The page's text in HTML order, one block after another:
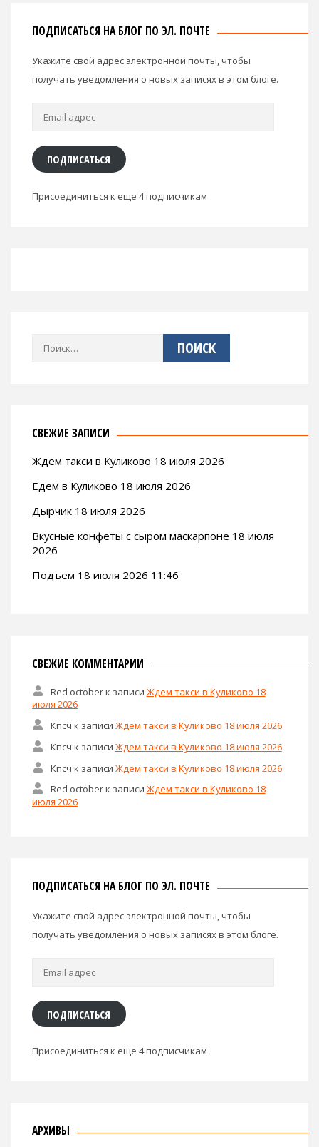
ПОДПИСАТЬСЯ НА БЛОГ ПО ЭЛ. ПОЧТЕ
Укажите свой адрес электронной почты, чтобы
получать уведомления о новых записях в этом блоге.
Email
ПОДПИСАТЬСЯ
Присоединиться к еще 4 подписчикам
Найти:
СВЕЖИЕ ЗАПИСИ
Ждем такси в Куликово 18 июля 2026
Едем в Куликово 18 июля 2026
Дырчик 18 июля 2026
Вкусные конфеты с сыром маскарпоне 18 июля
2026
Подъем 18 июля 2026 11:46
СВЕЖИЕ КОММЕНТАРИИ
Red octoberк записи Ждем такси в Куликово 18
июля 2026
Кпсч к записи Ждем такси в Куликово 18 июля 2026
Кпсч к записи Ждем такси в Куликово 18 июля 2026
Кпсч к записи Ждем такси в Куликово 18 июля 2026
Red octoberк записи Ждем такси в Куликово 18
июля 2026
ПОДПИСАТЬСЯ НА БЛОГ ПО ЭЛ. ПОЧТЕ
Укажите свой адрес электронной почты, чтобы
получать уведомления о новых записях в этом блоге.
Email
ПОДПИСАТЬСЯ
Присоединиться к еще 4 подписчикам
АРХИВЫ